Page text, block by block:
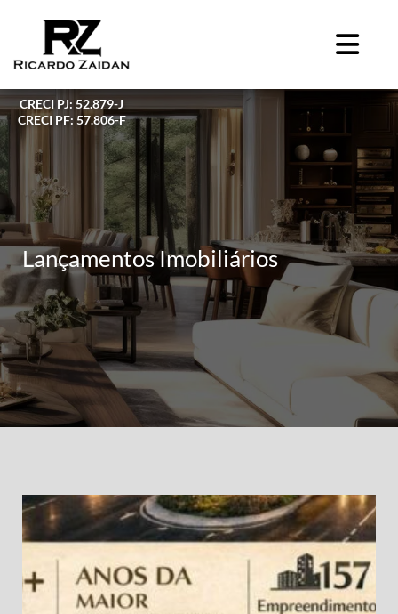
CRECI PJ: 52.879-J
CRECI PF: 57.806-F
Lançamentos Imobiliários